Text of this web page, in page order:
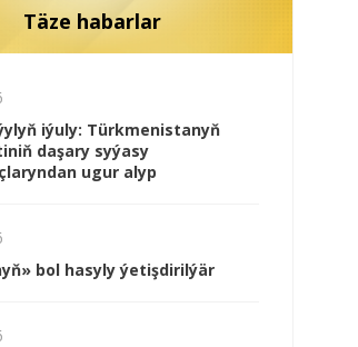
Täze habarlar
iýuly: Türkmenistanyň
daşary syýasy
ugur alyp
bol hasyly ýetişdirilýär